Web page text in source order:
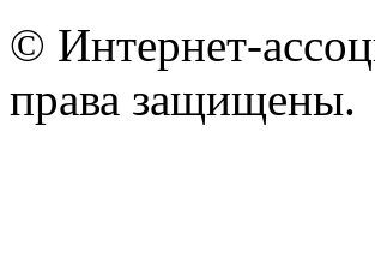
© Интернет-
права защищены.